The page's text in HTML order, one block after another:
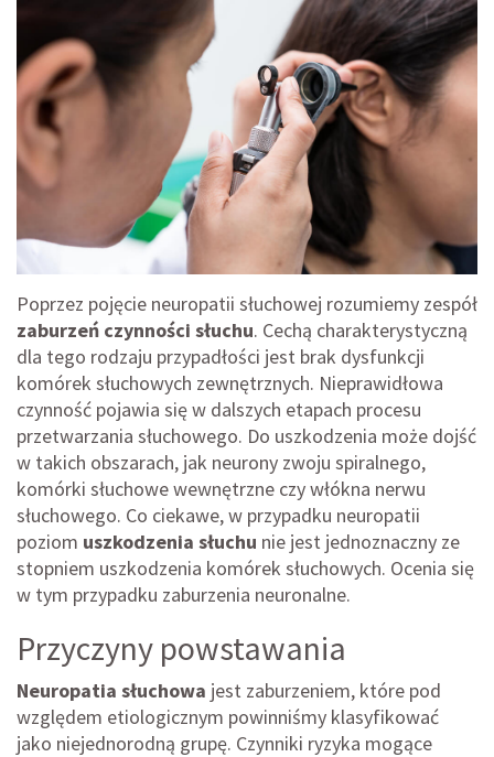
Poprzez pojęcie neuropatii słuchowej rozumiemy zespół
zaburzeń czynności słuchu. Cechą charakterystyczną
dla tego rodzaju przypadłości jest brak dysfunkcji
komórek słuchowych zewnętrznych. Nieprawidłowa
czynność pojawia się w dalszych etapach procesu
przetwarzania słuchowego. Do uszkodzenia może dojść
w takich obszarach, jak neurony zwoju spiralnego,
komórki słuchowe wewnętrzne czy włókna nerwu
słuchowego. Co ciekawe, w przypadku neuropatii
poziom uszkodzenia słuchu nie jest jednoznaczny ze
stopniem uszkodzenia komórek słuchowych. Ocenia się
w tym przypadku zaburzenia neuronalne.
Przyczyny powstawania
Neuropatia słuchowa jest zaburzeniem, które pod
względem etiologicznym powinniśmy klasyfikować
jako niejednorodną grupę. Czynniki ryzyka mogące